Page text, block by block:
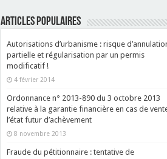
ARTICLES POPULAIRES
Autorisations d’urbanisme : risque
partielle et régularisation par un permis
modificatif !
4 février 2014
Ordonnance n° 2013-890 du 3 octobre 2013
relative à la garantie financière en cas de
l’état futur d’achèvement
8 novembre 2013
Fraude du pétitionnaire : tentative de